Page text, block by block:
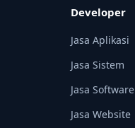
Developer
Jasa Aplikasi
Jasa Sistem
Jasa Software
Jasa Website